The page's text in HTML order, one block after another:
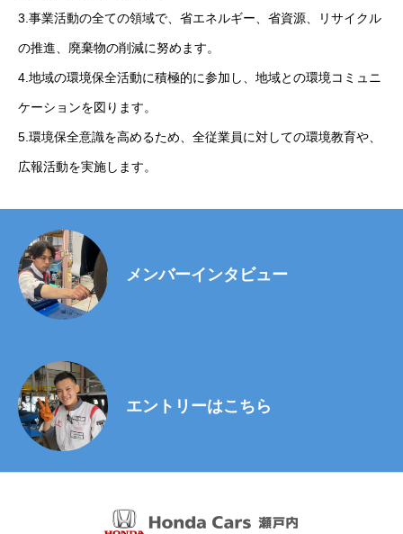
3.事業活動の全ての領域で、省エネルギー、省資源、リサイクル
の推進、廃棄物の削減に努めます。
4.地域の環境保全活動に積極的に参加し、地域との環境コミュニ
ケーションを図ります。
5.環境保全意識を高めるため、全従業員に対しての環境教育や、
広報活動を実施します。
メンバーインタビュー
エントリーはこちら